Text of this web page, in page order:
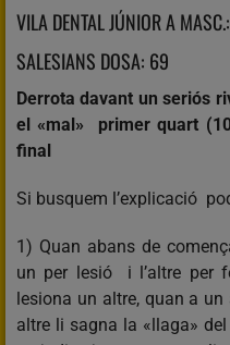
VILA DENTAL JÚNIOR A
SALESIANS DOSA: 69
Derrota davant un seriós
el «mal» primer quart
final
Si busquem l’explicació
1) Quan abans de
un per lesió i l’altre per
lesiona un altre, quan a
altre li sagna la «llaga»